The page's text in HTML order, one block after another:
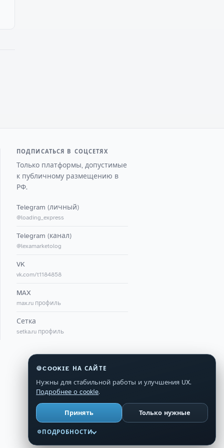
ПОДПИСАТЬСЯ В СОЦСЕТЯХ
Только платформы, допустимые
к публичному размещению в
РФ.
Telegram (личный)
@loading_express
Telegram (канал)
@lexamarketolog
VK
vk.com/t1184858
MAX
max.ru профиль
Сетка
setka.ru профиль
🍪COOKIE НА САЙТЕ
Нужны для стабильной работы и улучшения UX.
Подробнее о cookie.
Принять Только нужные
⚙ПОДРОБНОСТИ